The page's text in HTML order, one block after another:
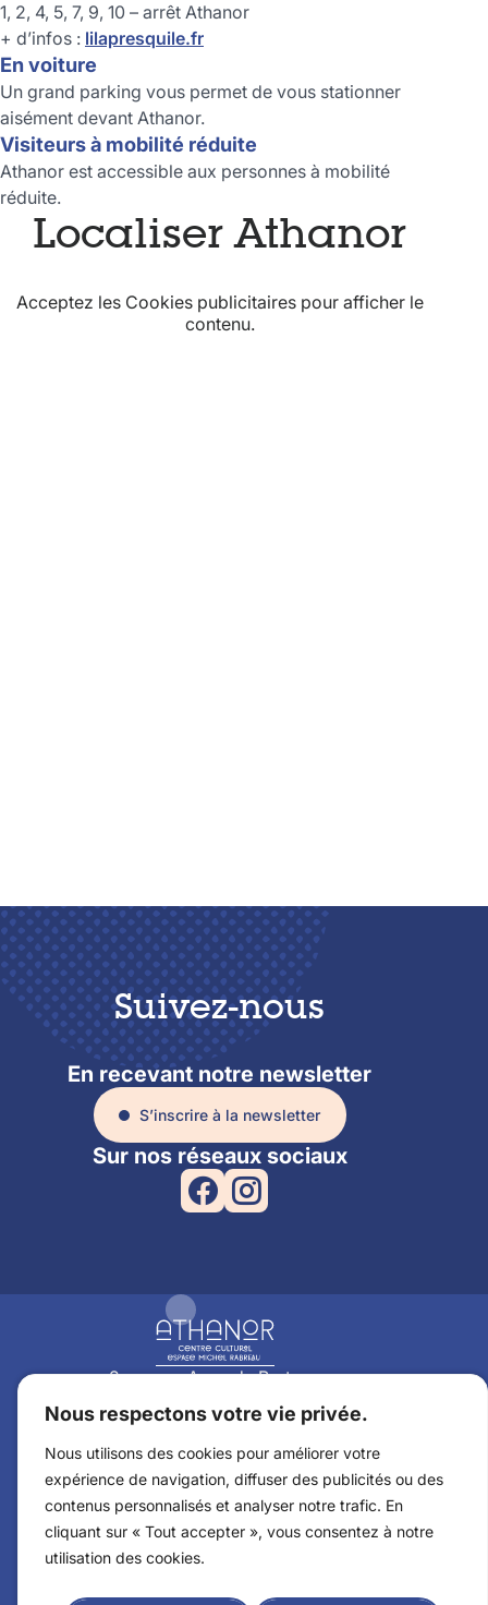
Nous respectons votre vie privée.
Nous utilisons des cookies pour améliorer votre
expérience de navigation, diffuser des publicités ou des
contenus personnalisés et analyser notre trafic. En
cliquant sur « Tout accepter », vous consentez à notre
utilisation des cookies.
1, 2, 4, 5, 7, 9, 10 – arrêt Athanor
+ d’infos : lilapresquile.fr
En voiture
Un grand parking vous permet de vous stationner
aisément devant Athanor.
Visiteurs à mobilité réduite
Athanor est accessible aux personnes à mobilité
réduite.
Localiser Athanor
Acceptez les Cookies publicitaires pour afficher le
contenu.
Suivez-nous
En recevant notre newsletter
S’inscrire à la newsletter
Sur nos réseaux sociaux
2 avenue Anne de Bretagne
02 40 24 73 73
Documents à télécharger
Espace enseignants
Billetterie